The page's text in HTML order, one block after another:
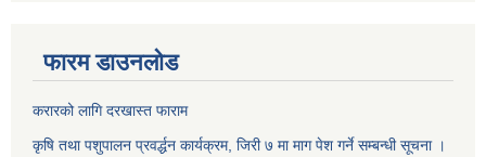
फारम डाउनलोड
करारको लागि दरखास्त फाराम
कृषि तथा पशुपालन प्रवर्द्धन कार्यक्रम, जिरी ७ मा माग पेश गर्ने सम्बन्धी सूचना ।